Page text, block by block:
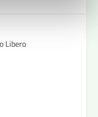
Libero